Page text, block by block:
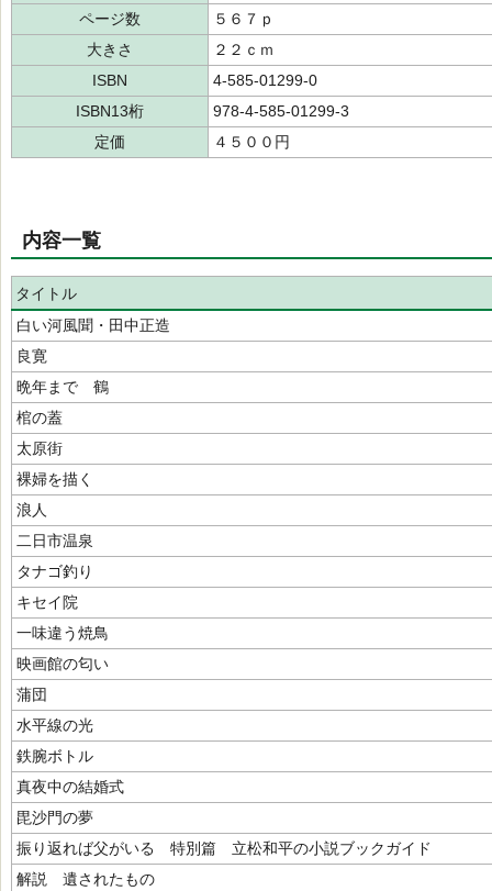
ページ数
５６７ｐ
大きさ
２２ｃｍ
ISBN
4-585-01299-0
ISBN13桁
978-4-585-01299-3
定価
４５００円
内容一覧
タイトル
白い河風聞・田中正造
良寛
晩年まで 鶴
棺の蓋
太原街
裸婦を描く
浪人
二日市温泉
タナゴ釣り
キセイ院
一味違う焼鳥
映画館の匂い
蒲団
水平線の光
鉄腕ボトル
真夜中の結婚式
毘沙門の夢
振り返れば父がいる 特別篇 立松和平の小説ブックガイド
解説 遺されたもの